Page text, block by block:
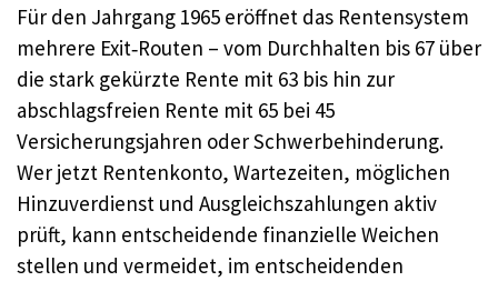
Für den Jahrgang 1965 eröffnet das Rentensystem
mehrere Exit‑Routen – vom Durchhalten bis 67 über
die stark gekürzte Rente mit 63 bis hin zur
abschlagsfreien Rente mit 65 bei 45
Versicherungsjahren oder Schwerbehinderung.​
Wer jetzt Rentenkonto, Wartezeiten, möglichen
Hinzuverdienst und Ausgleichszahlungen aktiv
prüft, kann entscheidende finanzielle Weichen
stellen und vermeidet, im entscheidenden